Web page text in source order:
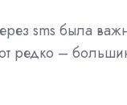
sms была
редко –